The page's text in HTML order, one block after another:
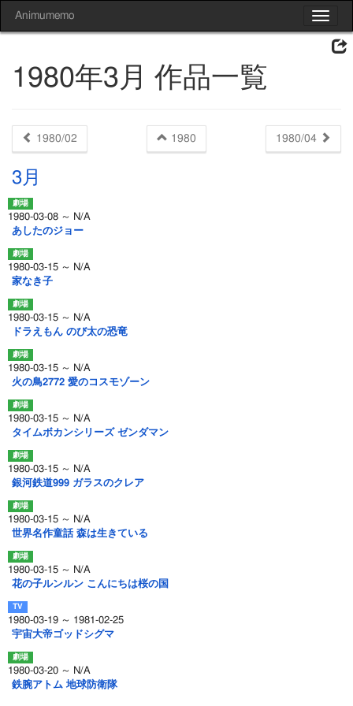
Toggle
Animumemo
1980年3月 作品一覧
1980/02 1980 1980/04
3月
1980-03-08 ～ N/A
あしたのジョー
1980-03-15 ～ N/A
家なき子
1980-03-15 ～ N/A
ドラえもん のび太の恐竜
1980-03-15 ～ N/A
火の鳥2772 愛のコスモゾーン
1980-03-15 ～ N/A
タイムボカンシリーズ ゼンダマン
1980-03-15 ～ N/A
銀河鉄道999 ガラスのクレア
1980-03-15 ～ N/A
世界名作童話 森は生きている
1980-03-15 ～ N/A
花の子ルンルン こんにちは桜の国
1980-03-19 ～ 1981-02-25
宇宙大帝ゴッドシグマ
1980-03-20 ～ N/A
鉄腕アトム 地球防衛隊